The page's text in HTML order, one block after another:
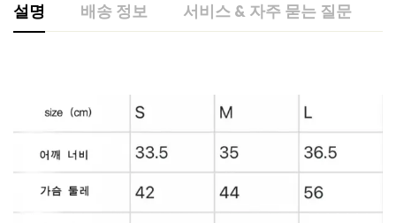
설명 배송 정보 서비스 & 자주 묻는 질문